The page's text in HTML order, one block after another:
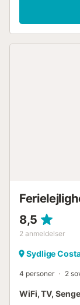
8,5
2 anmeldelser
Sydlige
4 personer 2
WiFi, TV,